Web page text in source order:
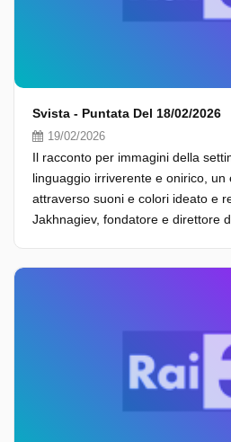
Svista - Puntata Del 18/02/2026
19/02/2026
Il racconto per immagini della
linguaggio irriverente e onirico, un
attraverso suoni e colori ideato e
Jakhnagiev, fondatore e direttore